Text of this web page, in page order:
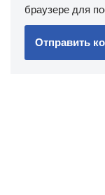
браузере для